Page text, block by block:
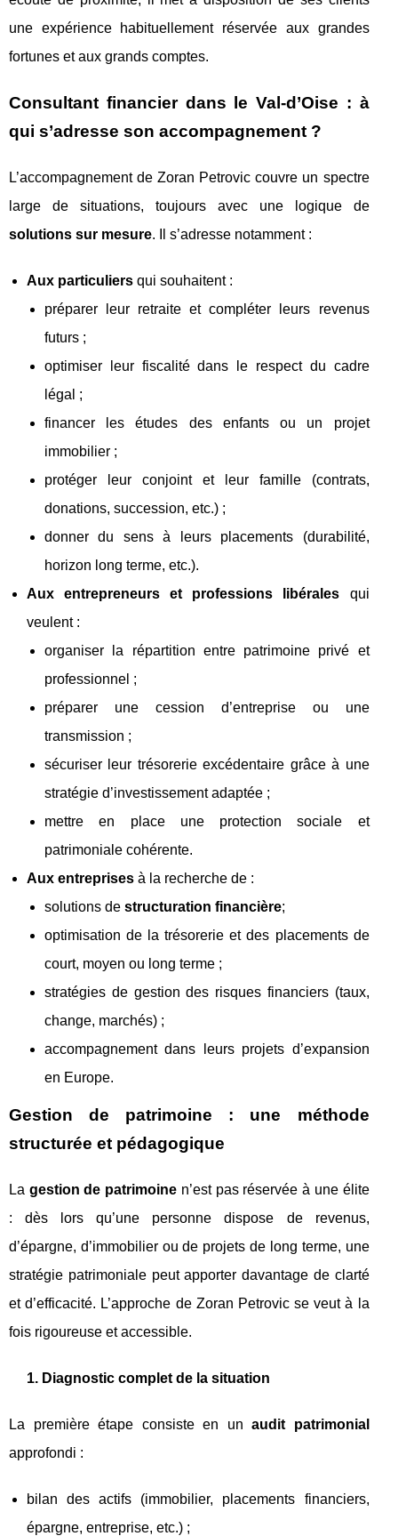
une expérience habituellement réservée aux grandes
fortunes et aux grands comptes.
Consultant financier dans le Val-d’Oise : à
qui s’adresse son accompagnement ?
L’accompagnement de Zoran Petrovic couvre un spectre
large de situations, toujours avec une logique de
solutions sur mesure. Il s’adresse notamment :
Aux particuliers qui souhaitent :
préparer leur retraite et compléter leurs revenus
futurs ;
optimiser leur fiscalité dans le respect du cadre
légal ;
financer les études des enfants ou un projet
immobilier ;
protéger leur conjoint et leur famille (contrats,
donations, succession, etc.) ;
donner du sens à leurs placements (durabilité,
horizon long terme, etc.).
Aux entrepreneurs et professions libérales qui
veulent :
organiser la répartition entre patrimoine privé et
professionnel ;
préparer une cession d’entreprise ou une
transmission ;
sécuriser leur trésorerie excédentaire grâce à une
stratégie d’investissement adaptée ;
mettre en place une protection sociale et
patrimoniale cohérente.
Aux entreprises à la recherche de :
solutions de structuration financière;
optimisation de la trésorerie et des placements de
court, moyen ou long terme ;
stratégies de gestion des risques financiers (taux,
change, marchés) ;
accompagnement dans leurs projets d’expansion
en Europe.
Gestion de patrimoine : une méthode
structurée et pédagogique
La gestion de patrimoine n’est pas réservée à une élite
: dès lors qu’une personne dispose de revenus,
d’épargne, d’immobilier ou de projets de long terme, une
stratégie patrimoniale peut apporter davantage de clarté
et d’efficacité. L’approche de Zoran Petrovic se veut à la
fois rigoureuse et accessible.
1. Diagnostic complet de la situation
La première étape consiste en unaudit patrimonial
approfondi :
bilan des actifs (immobilier, placements financiers,
épargne, entreprise, etc.) ;